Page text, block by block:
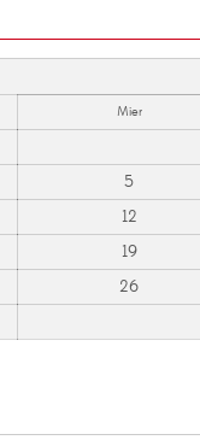
Mier
5
12
19
26